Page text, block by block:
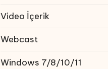
Video İçerik
Webcast
Windows 7/8/10/11